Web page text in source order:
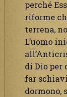
perché
riforme
terrena,
L’uomo
di Dio
far
dormono,